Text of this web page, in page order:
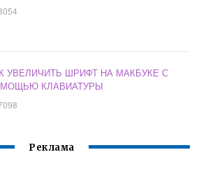
УВЕЛИЧИТЬ ШРИФТ НА МАКБУКЕ С
КЛАВИАТУРЫ
Реклама